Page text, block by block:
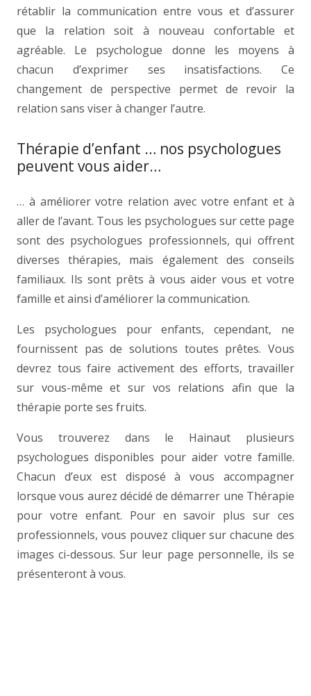
rétablir la communication entre vous et d’assurer
que la relation soit à nouveau confortable et
agréable. Le psychologue donne les moyens à
chacun d’exprimer ses insatisfactions. Ce
changement de perspective permet de revoir la
relation sans viser à changer l’autre.
Thérapie d’enfant … nos psychologues
peuvent vous aider…
… à améliorer votre relation avec votre enfant et à
aller de l’avant. Tous les psychologues sur cette page
sont des psychologues professionnels, qui offrent
diverses thérapies, mais également des conseils
familiaux. Ils sont prêts à vous aider vous et votre
famille et ainsi d’améliorer la communication.
Les psychologues pour enfants, cependant, ne
fournissent pas de solutions toutes prêtes. Vous
devrez tous faire activement des efforts, travailler
sur vous-même et sur vos relations afin que la
thérapie porte ses fruits.
Vous trouverez dans le Hainaut plusieurs
psychologues disponibles pour aider votre famille.
Chacun d’eux est disposé à vous accompagner
lorsque vous aurez décidé de démarrer une Thérapie
pour votre enfant. Pour en savoir plus sur ces
professionnels, vous pouvez cliquer sur chacune des
images ci-dessous. Sur leur page personnelle, ils se
présenteront à vous.